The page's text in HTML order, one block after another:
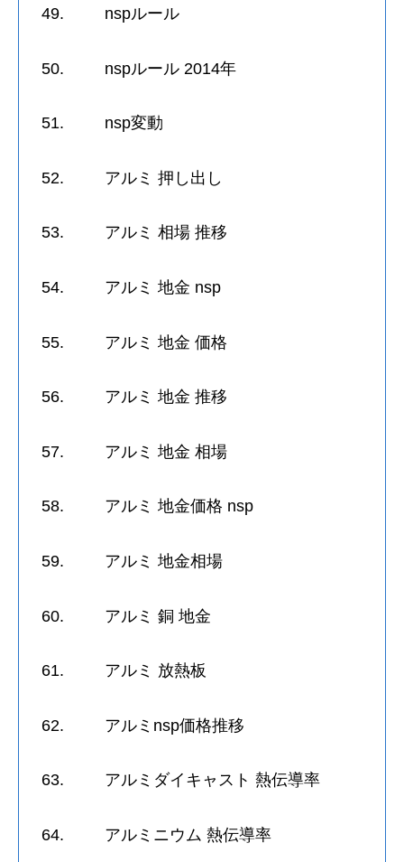
49. nspルール
50. nspルール 2014年
51. nsp変動
52. アルミ 押し出し
53. アルミ 相場 推移
54. アルミ 地金 nsp
55. アルミ 地金 価格
56. アルミ 地金 推移
57. アルミ 地金 相場
58. アルミ 地金価格 nsp
59. アルミ 地金相場
60. アルミ 銅 地金
61. アルミ 放熱板
62. アルミnsp価格推移
63. アルミダイキャスト 熱伝導率
64. アルミニウム 熱伝導率